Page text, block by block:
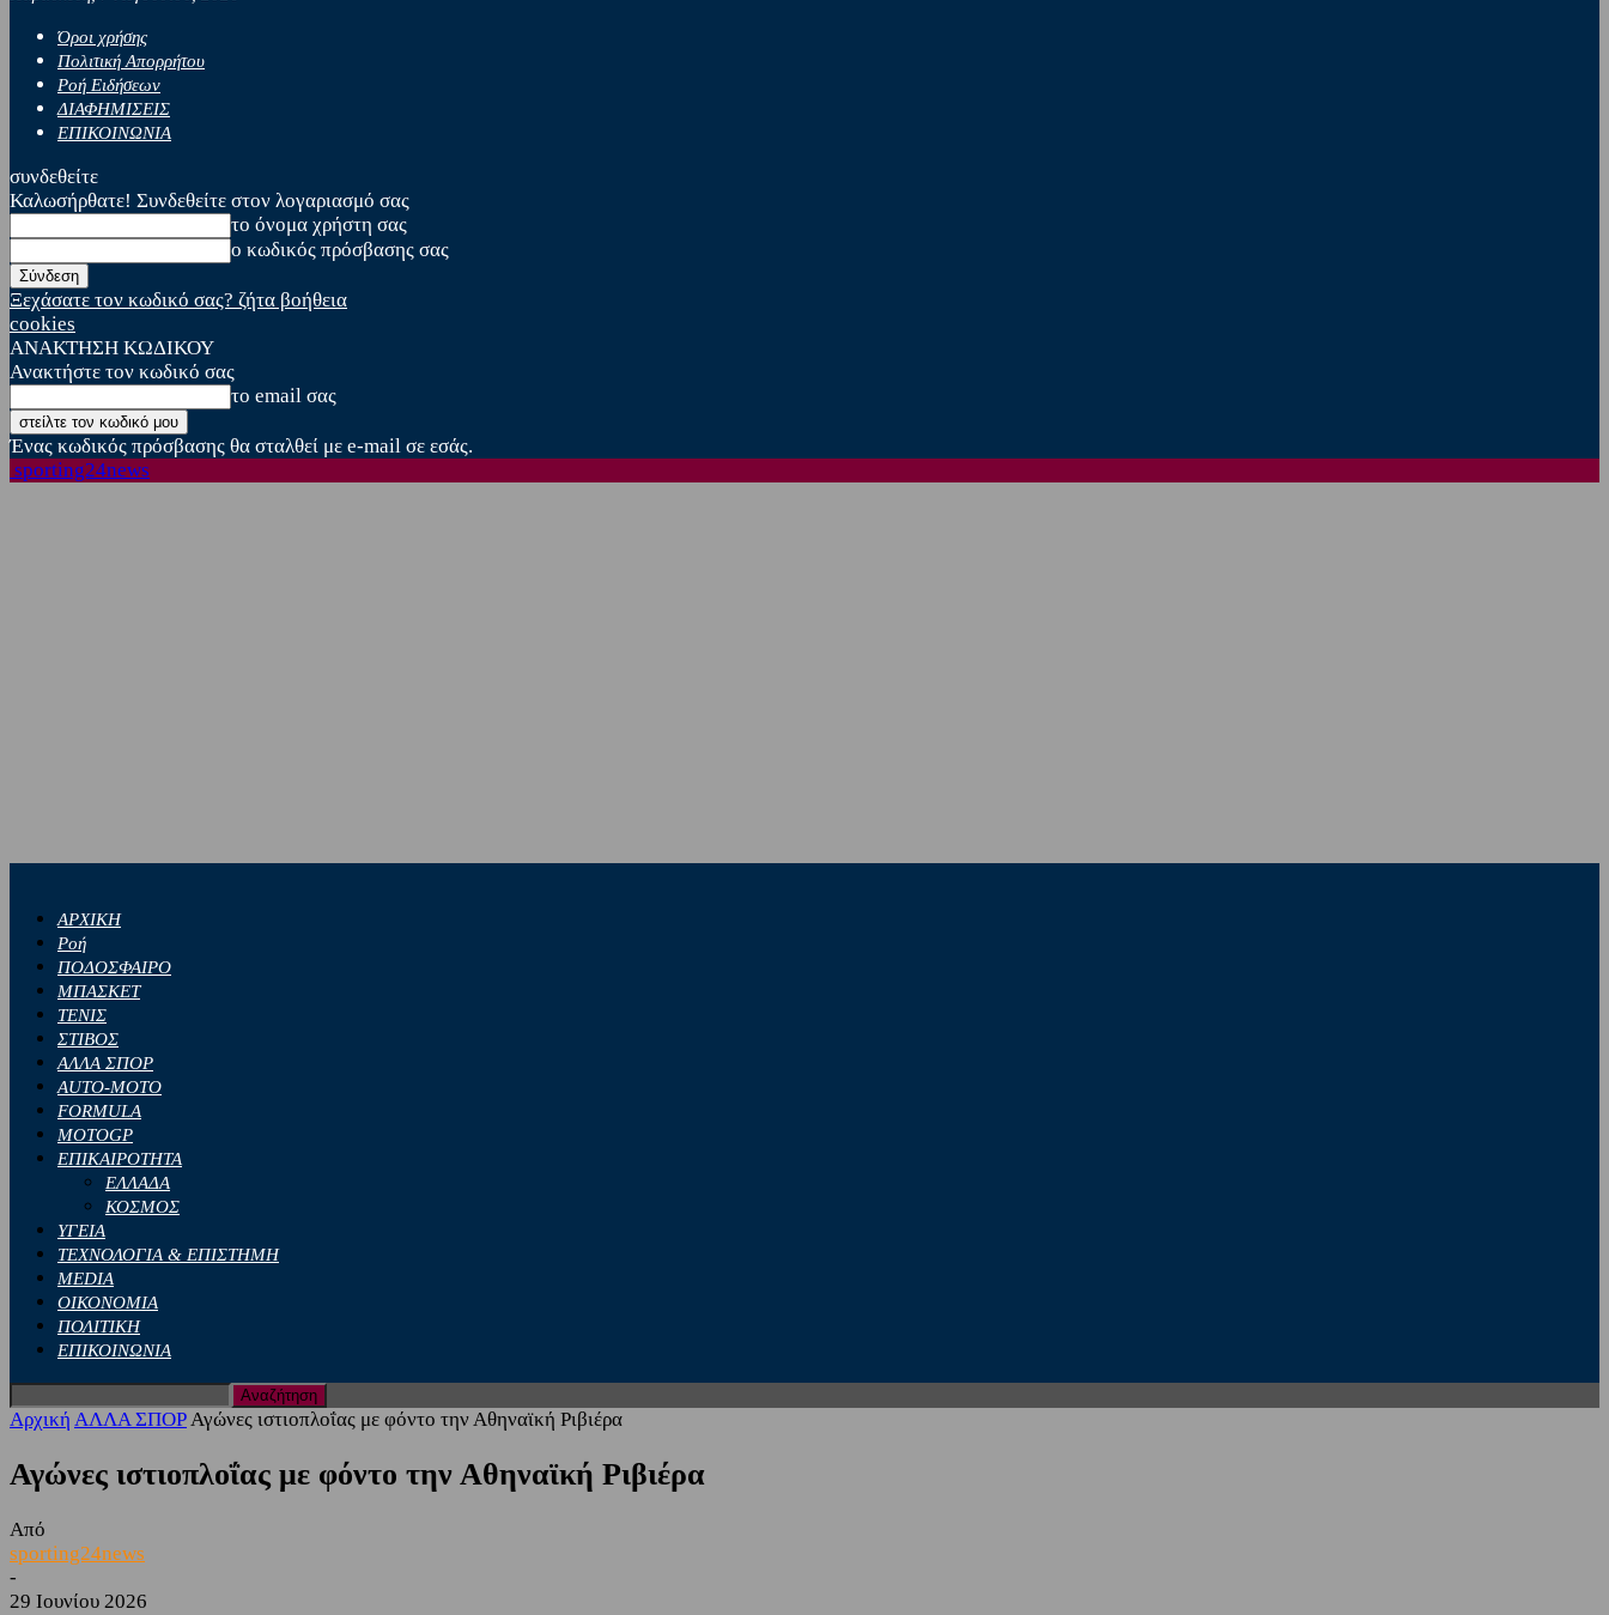
Όροι χρήσης
Πολιτική Απορρήτου
Ροή Ειδήσεων
ΔΙΑΦΗΜΙΣΕΙΣ
ΕΠΙΚΟΙΝΩΝΙΑ
συνδεθείτε
Καλωσήρθατε! Συνδεθείτε στον λογαριασμό σας
το όνομα χρήστη σας
ο κωδικός πρόσβασης σας
Ξεχάσατε τον κωδικό σας? ζήτα βοήθεια
cookies
ΑΝΑΚΤΗΣΗ ΚΩΔΙΚΟΥ
Ανακτήστε τον κωδικό σας
το email σας
Ένας κωδικός πρόσβασης θα σταλθεί με e-mail σε εσάς.
sporting24news
ΑΡΧΙΚΗ
Ροή
ΠΟΔΟΣΦΑΙΡΟ
ΜΠΑΣΚΕΤ
ΤΕΝΙΣ
ΣΤΙΒΟΣ
ΑΛΛΑ ΣΠΟΡ
AUTO-MOTO
FORMULA
MOTOGP
ΕΠΙΚΑΙΡΟΤΗΤΑ
ΕΛΛΑΔΑ
ΚΟΣΜΟΣ
ΥΓΕΙΑ
ΤΕΧΝΟΛΟΓΙΑ & ΕΠΙΣΤΗΜΗ
MEDIA
ΟΙΚΟΝΟΜΙΑ
ΠΟΛΙΤΙΚΗ
ΕΠΙΚΟΙΝΩΝΙΑ
Αρχική ΑΛΛΑ ΣΠΟΡΑγώνες ιστιοπλοΐας με φόντο την Αθηναϊκή Ριβιέρα
Αγώνες ιστιοπλοΐας με φόντο την Αθηναϊκή Ριβιέρα
Από
sporting24news
-
29 Ιουνίου 2026